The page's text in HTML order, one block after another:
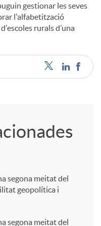
gestionar les seves
l'alfabetització
rurals d’una
segona meitat del
geopolítica i
segona meitat del